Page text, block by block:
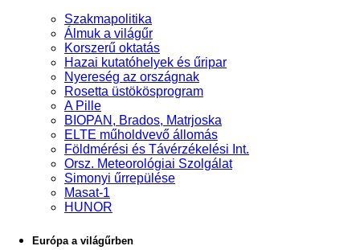
Szakmapolitika
Álmuk a világűr
Korszerű oktatás
Hazai kutatóhelyek és űripar
Nyereség az országnak
Rosetta üstökösprogram
A Pille
BIOPAN, Brados, Matrjoska
ELTE műholdvevő állomás
Földmérési és Távérzékelési Int.
Orsz. Meteorológiai Szolgálat
Simonyi űrrepülése
Masat-1
HUNOR
Európa a világűrben